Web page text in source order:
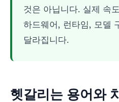
것은 아닙니다. 실제 속
하드웨어, 런타임, 모델
달라집니다.
헷갈리는 용어와